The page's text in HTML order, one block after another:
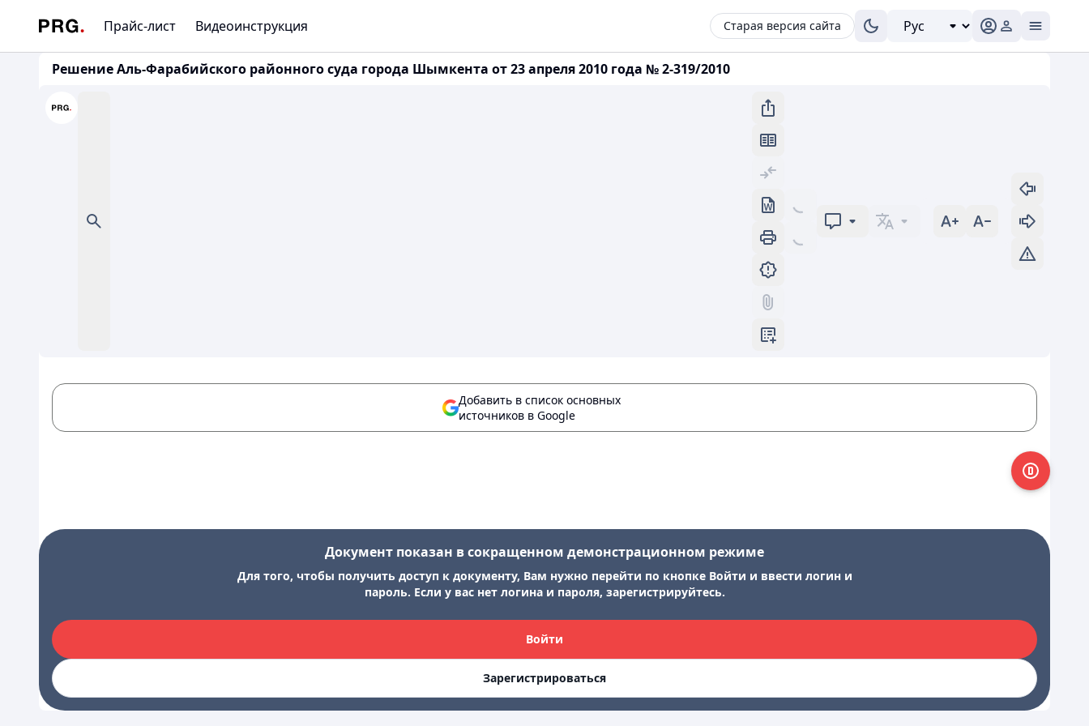
Прайс-лист Видеоинструкция Старая версия сайта
Решение Аль-Фарабийского районного суда города Шымкента от 23 апреля 2010 года № 2-319/2010
Добавить в список основных
источников в Google
Документ показан в сокращенном демонстрационном режиме
Для того, чтобы получить доступ к документу, Вам нужно перейти по кнопке Войти и ввести логин и
пароль. Если у вас нет логина и пароля, зарегистрируйтесь.
Войти
Зарегистрироваться